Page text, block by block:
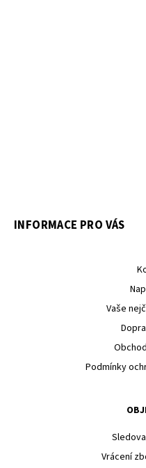
INFORMACE PRO VÁS
Vaše
Podmínky
Vrácení